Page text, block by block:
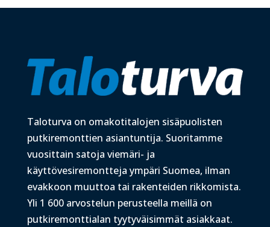
Taloturva on omakotitalojen sisäpuolisten
putkiremonttien asiantuntija. Suoritamme
vuosittain satoja viemäri- ja
käyttövesiremontteja ympäri Suomea, ilman
evakkoon muuttoa tai rakenteiden rikkomista.
Yli 1 600 arvostelun perusteella meillä on
putkiremonttialan tyytyväisimmät asiakkaat.